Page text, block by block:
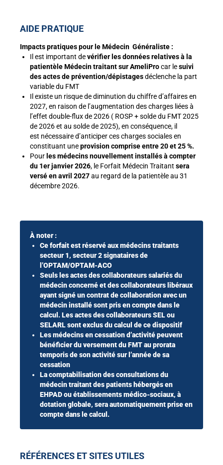
AIDE PRATIQUE
Impacts pratiques pour le Médecin Généraliste :
Il est important devérifier les données relatives à la
patientèle Médecin traitant sur AmeliProcar lesuivi
des actes de prévention/dépistagesdéclenche la part
variable du FMT
Il existe un risque de diminution du chiffre d’affaires en
2027, en raison de l’augmentation des charges liées à
l’effet double-flux de 2026 ( ROSP + solde du FMT 2025
de 2026 et au solde de 2025), en conséquence, il
est nécessaire d’anticiper ces charges sociales en
constituant uneprovision comprise entre 20 et 25 %.
Pourles médecins nouvellement installés à compter
du 1er janvier 2026, le Forfait Médecin Traitant sera
versé en avril 2027au regard de la patientèle au 31
décembre 2026.
À noter :
Ce forfait est réservé aux médecins traitants
secteur 1, secteur 2 signataires de
l’OPTAM/OPTAM-ACO
Seuls les actes des collaborateurs salariés du
médecin concerné et des collaborateurs libéraux
ayant signé un contrat de collaboration avec un
médecin installé sont pris en compte dans le
calcul. Les actes des collaborateurs SEL ou
SELARL sont exclus du calcul de ce dispositif
Les médecins en cessation d’activité peuvent
bénéficier du versement du FMT au prorata
temporis de son activité sur l’année de sa
cessation
La comptabilisation des consultations du
médecin traitant des patients hébergés en
EHPAD ouétablissements médico-sociaux, à
dotation globale, sera automatiquement prise en
compte dans le calcul.
RÉFÉRENCES ET SITES UTILES